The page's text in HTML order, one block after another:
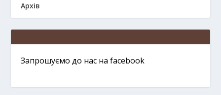
Архів
Запрошуємо до нас на facebook